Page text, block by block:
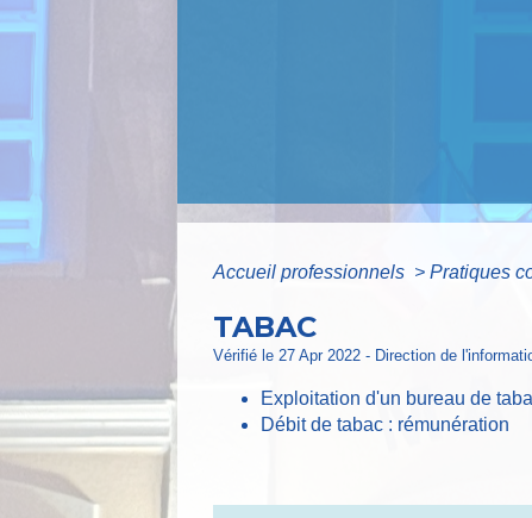
Accueil professionnels > Pratiques
TABAC
Vérifié le 27 Apr 2022 - Direction de
Exploitation d'un bureau de
Débit de tabac : rémunération